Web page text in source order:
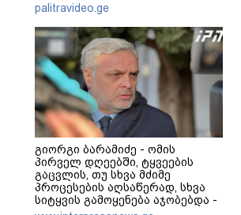
palitravideo.ge
გიორგი ბარამიძე - ომის
პირველ დღეებში, ტყვეების
გაცვლის, თუ სხვა მძიმე
პროცესების აღსაწერად, სხვა
სიტყვის გამოყენება აჯობებდა -